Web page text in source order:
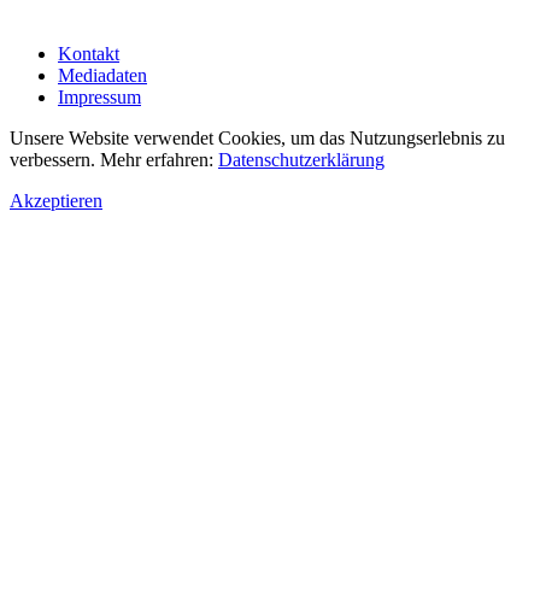
Kontakt
Mediadaten
Impressum
Unsere Website verwendet Cookies, um das Nutzungserlebnis zu
verbessern. Mehr erfahren: Datenschutzerklärung
Akzeptieren